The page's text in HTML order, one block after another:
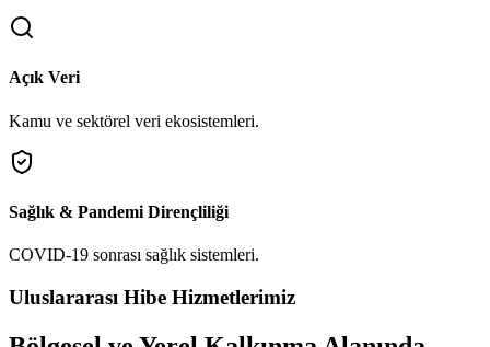
Açık Veri
Kamu ve sektörel veri ekosistemleri.
Sağlık & Pandemi Dirençliliği
COVID-19 sonrası sağlık sistemleri.
Uluslararası Hibe Hizmetlerimiz